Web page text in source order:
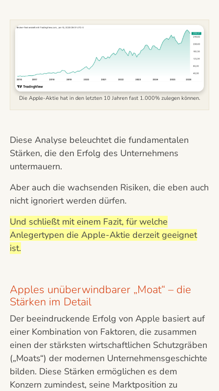
Die Apple-Aktie hat in den letzten 10 Jahren fast 1.000% zulegen können.
Diese Analyse beleuchtet die fundamentalen
Stärken, die den Erfolg des Unternehmens
untermauern.
Aber auch die wachsenden Risiken, die eben auch
nicht ignoriert werden dürfen.
Und schließt mit einem Fazit, für welche
Anlegertypen die Apple-Aktie derzeit geeignet
ist.
Apples unüberwindbarer „Moat“ – die
Stärken im Detail
Der beeindruckende Erfolg von Apple basiert auf
einer Kombination von Faktoren, die zusammen
einen der stärksten wirtschaftlichen Schutzgräben
(„Moats“) der modernen Unternehmensgeschichte
bilden. Diese Stärken ermöglichen es dem
Konzern zumindest, seine Marktposition zu